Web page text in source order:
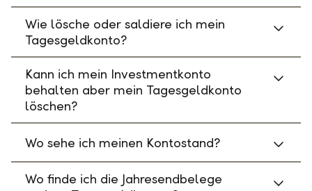
Wie lösche oder saldiere ich mein
Tagesgeldkonto?
Kann ich mein Investmentkonto
behalten aber mein Tagesgeldkonto
löschen?
Wo sehe ich meinen Kontostand?
Wo finde ich die Jahresendbelege